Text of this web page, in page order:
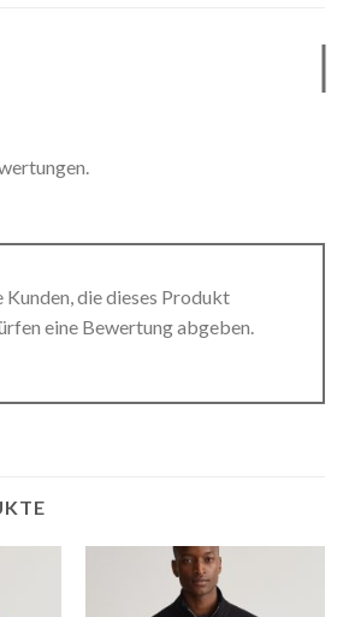
die dieses Produkt
eine Bewertung abgeben.